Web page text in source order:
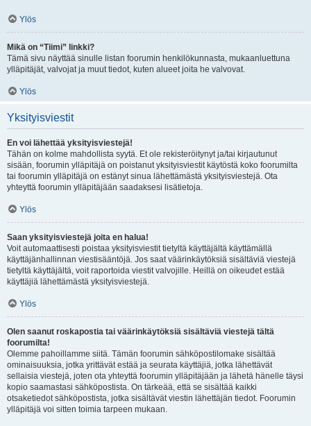
Ylös
Mikä on “Tiimi” linkki?
Tämä sivu näyttää sinulle listan foorumin henkilökunnasta, mukaanluettuna
ylläpitäjät, valvojat ja muut tiedot, kuten alueet joita he valvovat.
Ylös
Yksityisviestit
En voi lähettää yksityisviestejä!
Tähän on kolme mahdollista syytä. Et ole rekisteröitynyt ja/tai kirjautunut
sisään, foorumin ylläpitäjä on poistanut yksityisviestit käytöstä koko foorumilta
tai foorumin ylläpitäjä on estänyt sinua lähettämästä yksityisviestejä. Ota
yhteyttä foorumin ylläpitäjään saadaksesi lisätietoja.
Ylös
Saan yksityisviestejä joita en halua!
Voit automaattisesti poistaa yksityisviestit tietyltä käyttäjältä käyttämällä
käyttäjänhallinnan viestisääntöjä. Jos saat väärinkäytöksiä sisältäviä viestejä
tietyltä käyttäjältä, voit raportoida viestit valvojille. Heillä on oikeudet estää
käyttäjiä lähettämästä yksityisviestejä.
Ylös
Olen saanut roskapostia tai väärinkäytöksiä sisältäviä viestejä tältä
foorumilta!
Olemme pahoillamme siitä. Tämän foorumin sähköpostilomake sisältää
ominaisuuksia, jotka yrittävät estää ja seurata käyttäjiä, jotka lähettävät
sellaisia viestejä, joten ota yhteyttä foorumin ylläpitäjään ja lähetä hänelle täysi
kopio saamastasi sähköpostista. On tärkeää, että se sisältää kaikki
otsaketiedot sähköpostista, jotka sisältävät viestin lähettäjän tiedot. Foorumin
ylläpitäjä voi sitten toimia tarpeen mukaan.